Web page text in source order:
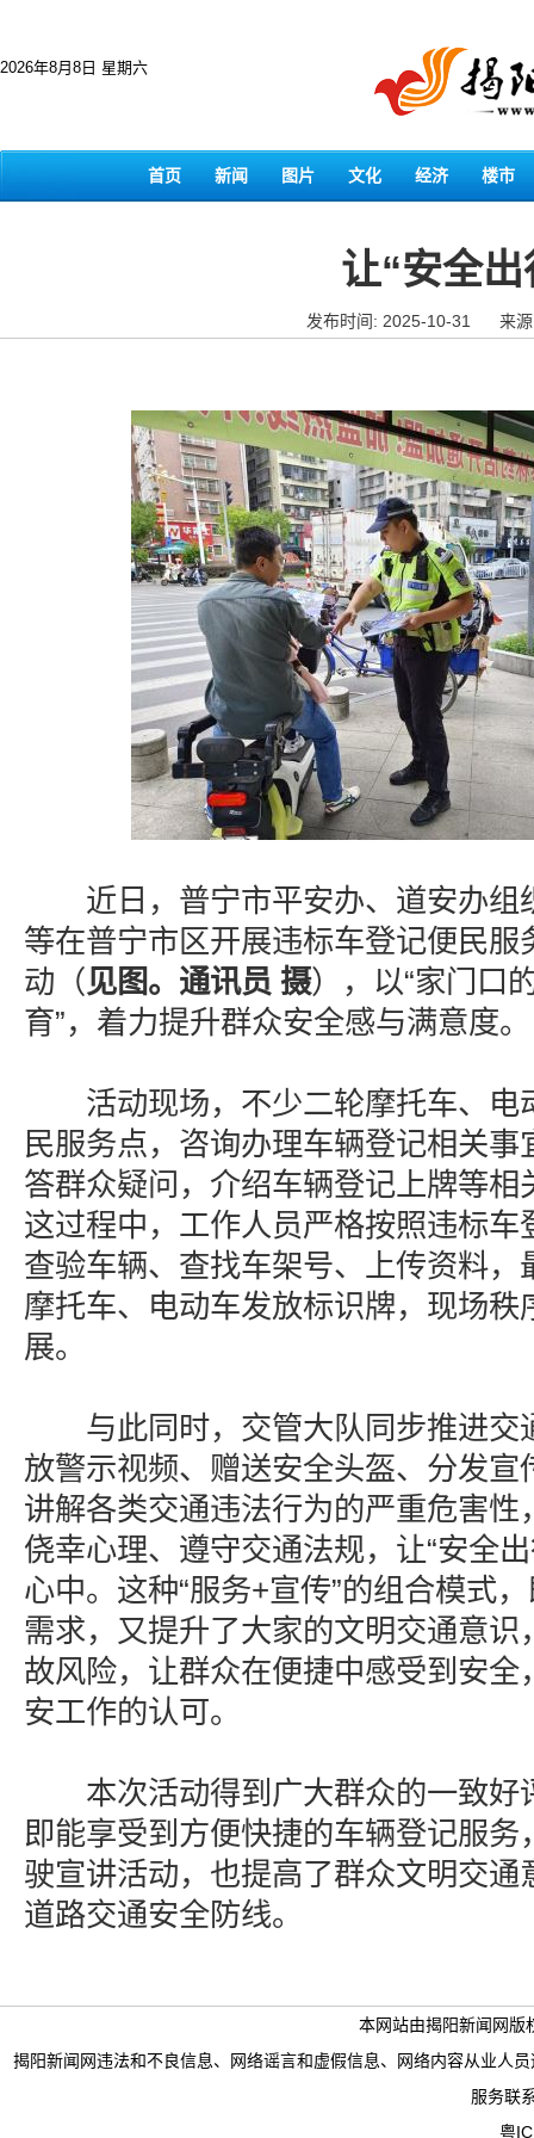
2026年8月8日 星期六
首页 新闻 图片 文化 经济 楼市
让“安全
发布时间: 2025-10-31 来
近日，普宁市平安办、道安办组
等在普宁市区开展违标车登记便民服
动（见图。通讯员 摄），以“家门口
育”，着力提升群众安全感与满意度。
活动现场，不少二轮摩托车、电
民服务点，咨询办理车辆登记相关事
答群众疑问，介绍车辆登记上牌等相
这过程中，工作人员严格按照违标车
查验车辆、查找车架号、上传资料，
摩托车、电动车发放标识牌，现场秩
展。
与此同时，交管大队同步推进交
放警示视频、赠送安全头盔、分发宣
讲解各类交通违法行为的严重危害性
侥幸心理、遵守交通法规，让“安全
心中。这种“服务+宣传”的组合模式
需求，又提升了大家的文明交通意识
故风险，让群众在便捷中感受到安全
安工作的认可。
本次活动得到广大群众的一致好
即能享受到方便快捷的车辆登记服务
驶宣讲活动，也提高了群众文明交通
道路交通安全防线。
本网站由揭阳新闻网版
揭阳新闻网违法和不良信息、网络谣言和虚假信息、网络内容从业人
服务联
粤